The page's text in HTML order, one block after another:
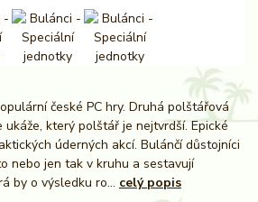
české PC hry. Druhá polštářová
ukáže, který polštář je nejtvrdší. Epické
úderných akcí. Bulánčí důstojníci
nebo jen tak v kruhu a sestavují
by o výsledku ro... celý popis